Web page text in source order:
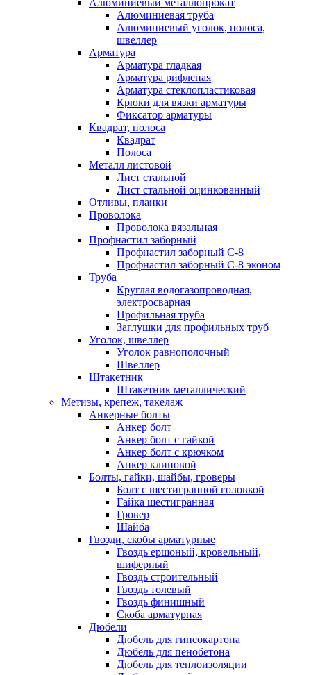
Алюминиевый металлопрокат
Алюминиевая труба
Алюминиевый уголок, полоса,
швеллер
Арматура
Арматура гладкая
Арматура рифленая
Арматура стеклопластиковая
Крюки для вязки арматуры
Фиксатор арматуры
Квадрат, полоса
Квадрат
Полоса
Металл листовой
Лист стальной
Лист стальной оцинкованный
Отливы, планки
Проволока
Проволока вязальная
Профнастил заборный
Профнастил заборный С-8
Профнастил заборный С-8 эконом
Труба
Круглая водогазопроводная,
электросварная
Профильная труба
Заглушки для профильных труб
Уголок, швеллер
Уголок равнополочный
Швеллер
Штакетник
Штакетник металлический
Метизы, крепеж, такелаж
Анкерные болты
Анкер болт
Анкер болт с гайкой
Анкер болт с крючком
Анкер клиновой
Болты, гайки, шайбы, гроверы
Болт c шестигранной головкой
Гайка шестигранная
Гровер
Шайба
Гвозди, скобы арматурные
Гвоздь ершоный, кровельный,
шиферный
Гвоздь строительный
Гвоздь толевый
Гвоздь финишный
Скоба арматурная
Дюбели
Дюбель для гипсокартона
Дюбель для пенобетона
Дюбель для теплоизоляции